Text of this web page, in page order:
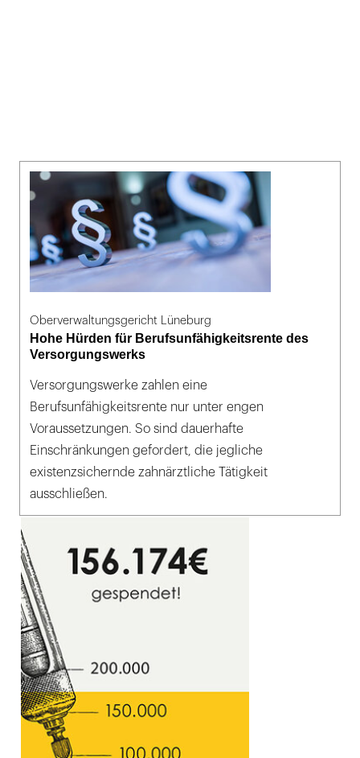
Oberverwaltungsgericht Lüneburg
Hohe Hürden für Berufsunfähigkeitsrente des
Versorgungswerks
Versorgungswerke zahlen eine
Berufsunfähigkeitsrente nur unter engen
Voraussetzungen. So sind dauerhafte
Einschränkungen gefordert, die jegliche
existenzsichernde zahnärztliche Tätigkeit
ausschließen.